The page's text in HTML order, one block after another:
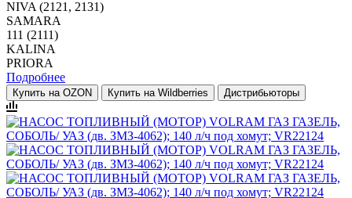
NIVA (2121, 2131)
SAMARA
111 (2111)
KALINA
PRIORA
Подробнее
Купить на OZON Купить на Wildberries Дистрибьюторы